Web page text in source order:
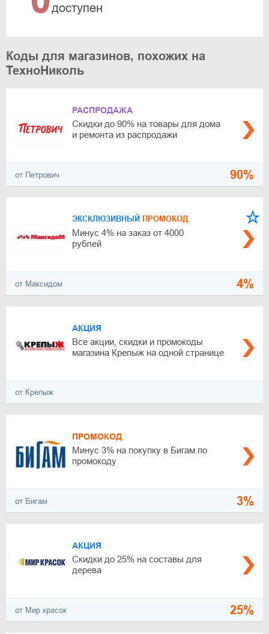
доступен
Коды для магазинов, похожих на
ТехноНиколь
РАСПРОДАЖА
Скидки до 90% на товары для дома
и ремонта из распродажи
от Петрович 90%
ЭКСКЛЮЗИВНЫЙ ПРОМОКОД
Минус 4% на заказ от 4000
рублей
от Максидом 4%
АКЦИЯ
Все акции, скидки и промокоды
магазина Крепыж на одной странице
от Крепыж
ПРОМОКОД
Минус 3% на покупку в Бигам по
промокоду
от Бигам 3%
АКЦИЯ
Скидки до 25% на составы для
дерева
от Мир красок 25%